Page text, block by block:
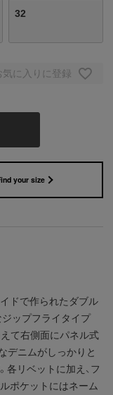
32
気に入りに登録
your size
ドで作られたダブル
ジップフライタイプ
えて右側面にパネル式
デニムがしっかりと
各リベットに加え、フ
ポケットにはネーム